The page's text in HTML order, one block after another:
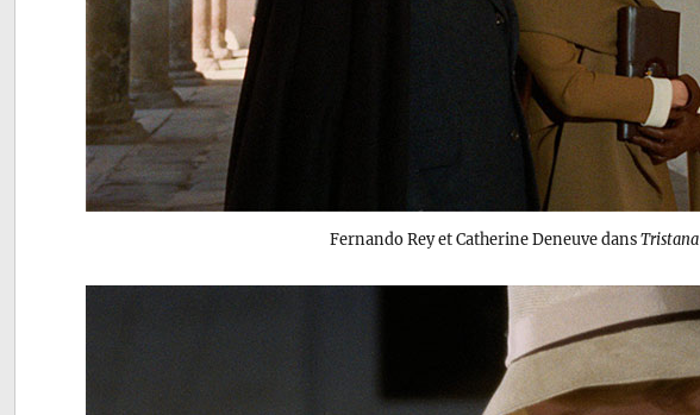
Fernando Rey et Catherine Deneuve dansTristana